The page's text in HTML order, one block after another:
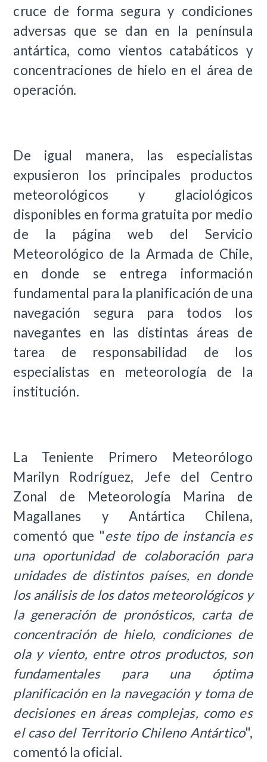
cruce de forma segura y condiciones
adversas que se dan en la península
antártica, como vientos catabáticos y
concentraciones de hielo en el área de
operación.
De igual manera, las especialistas
expusieron los principales productos
meteorológicos y glaciológicos
disponibles en forma gratuita por medio
de la página web del Servicio
Meteorológico de la Armada de Chile,
en donde se entrega información
fundamental para la planificación de una
navegación segura para todos los
navegantes en las distintas áreas de
tarea de responsabilidad de los
especialistas en meteorología de la
institución.
La Teniente Primero Meteorólogo
Marilyn Rodríguez, Jefe del Centro
Zonal de Meteorología Marina de
Magallanes y Antártica Chilena,
comentó que "este tipo de instancia es
una oportunidad de colaboración para
unidades de distintos países, en donde
los análisis de los datos meteorológicos y
la generación de pronósticos, carta de
concentración de hielo, condiciones de
ola y viento, entre otros productos, son
fundamentales para una óptima
planificación en la navegación y toma de
decisiones en áreas complejas, como es
el caso del Territorio Chileno Antártico",
comentó la oficial.